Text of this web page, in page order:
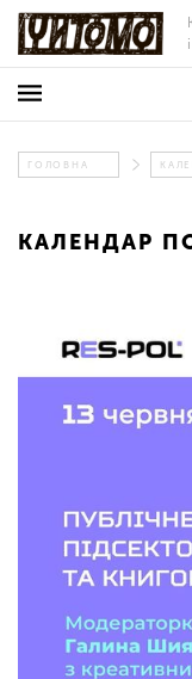
ГОЛОВНА
КАЛЕНДАР